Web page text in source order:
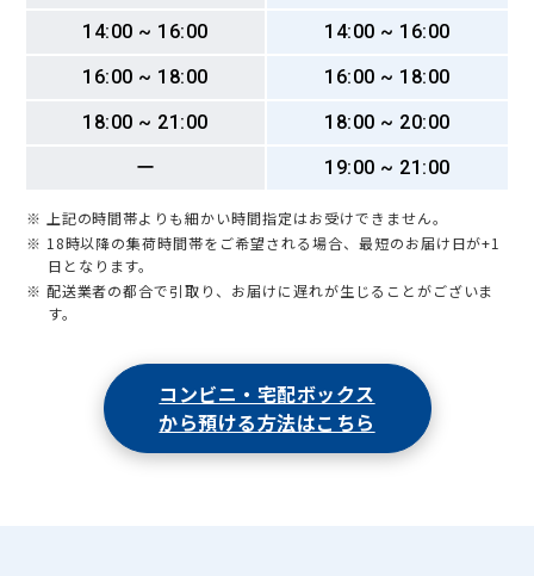
14:00 ~ 16:00
14:00 ~ 16:00
16:00 ~ 18:00
16:00 ~ 18:00
18:00 ~ 21:00
18:00 ~ 20:00
ー
19:00 ~ 21:00
※ 上記の時間帯よりも細かい時間指定はお受けできません。
※ 18時以降の集荷時間帯をご希望される場合、最短のお届け日が+1
日となります。
※ 配送業者の都合で引取り、お届けに遅れが生じることがございま
す。
コンビニ・宅配ボックス
から預ける方法はこちら